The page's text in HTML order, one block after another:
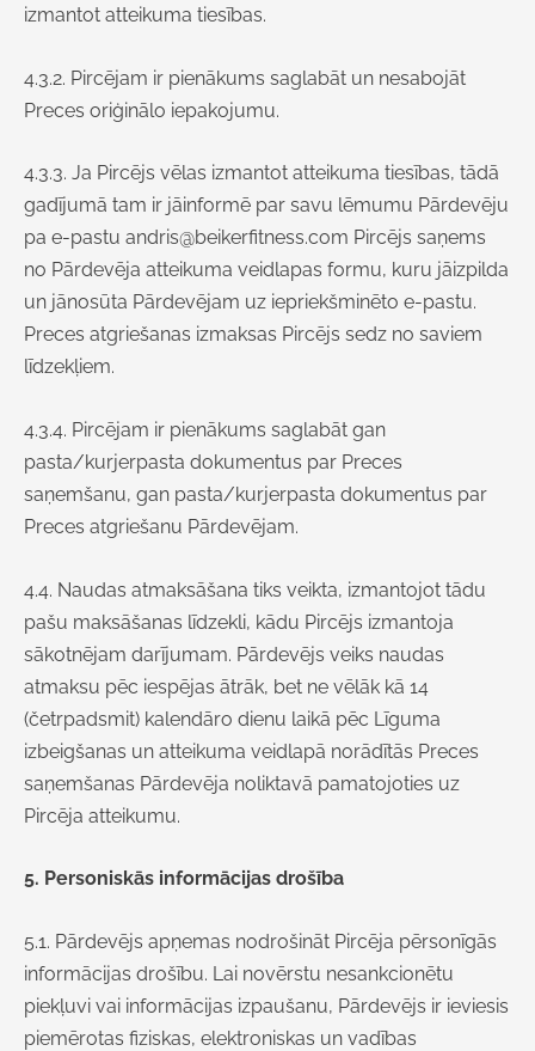
izmantot atteikuma tiesības.
4.3.2. Pircējam ir pienākums saglabāt un nesabojāt
Preces oriģinālo iepakojumu.
4.3.3. Ja Pircējs vēlas izmantot atteikuma tiesības, tādā
gadījumā tam ir jāinformē par savu lēmumu Pārdevēju
pa e-pastu andris@beikerfitness.com Pircējs saņems
no Pārdevēja atteikuma veidlapas formu, kuru jāizpilda
un jānosūta Pārdevējam uz iepriekšminēto e-pastu.
Preces atgriešanas izmaksas Pircējs sedz no saviem
līdzekļiem.
4.3.4. Pircējam ir pienākums saglabāt gan
pasta/kurjerpasta dokumentus par Preces
saņemšanu, gan pasta/kurjerpasta dokumentus par
Preces atgriešanu Pārdevējam.
4.4. Naudas atmaksāšana tiks veikta, izmantojot tādu
pašu maksāšanas līdzekli, kādu Pircējs izmantoja
sākotnējam darījumam. Pārdevējs veiks naudas
atmaksu pēc iespējas ātrāk, bet ne vēlāk kā 14
(četrpadsmit) kalendāro dienu laikā pēc Līguma
izbeigšanas un atteikuma veidlapā norādītās Preces
saņemšanas Pārdevēja noliktavā pamatojoties uz
Pircēja atteikumu.
5. Personiskās informācijas drošība
5.1. Pārdevējs apņemas nodrošināt Pircēja pērsonīgās
informācijas drošību. Lai novērstu nesankcionētu
piekļuvi vai informācijas izpaušanu, Pārdevējs ir ieviesis
piemērotas fiziskas, elektroniskas un vadības